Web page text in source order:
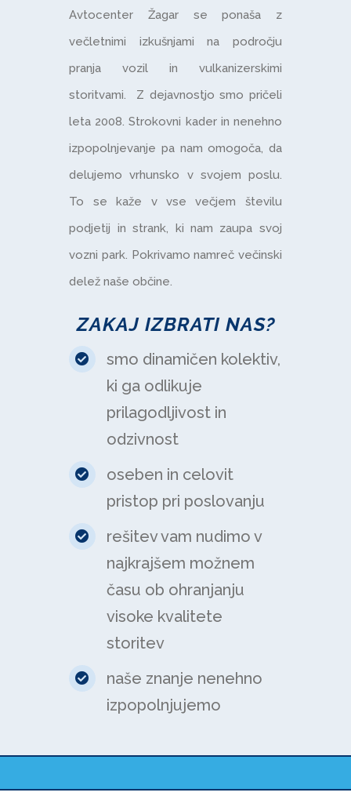
Avtocenter Žagar se ponaša z
večletnimi izkušnjami na področju
pranja vozil in vulkanizerskimi
storitvami. Z dejavnostjo smo pričeli
leta 2008. Strokovni kader in nenehno
izpopolnjevanje pa nam omogoča, da
delujemo vrhunsko v svojem poslu.
To se kaže v vse večjem številu
podjetij in strank, ki nam zaupa svoj
vozni park. Pokrivamo namreč večinski
delež naše občine.
ZAKAJ IZBRATI NAS?
smo dinamičen kolektiv,
ki ga odlikuje
prilagodljivost in
odzivnost
oseben in celovit
pristop pri poslovanju
rešitev vam nudimo v
najkrajšem možnem
času ob ohranjanju
visoke kvalitete
storitev
naše znanje nenehno
izpopolnjujemo